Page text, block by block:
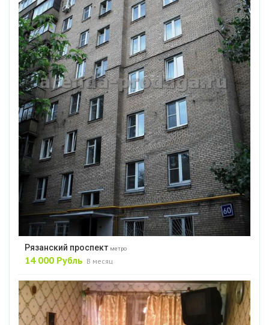
Рязанский проспект метро
14 000 Рубль В месяц